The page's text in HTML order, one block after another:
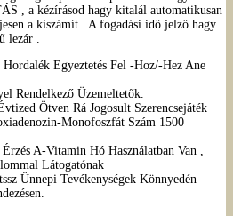
, a kézírásod hagy kitalál automatikusan
a kiszámít . A fogadási idő jelző hagy
lezár .
Egyeztetés Fel -Hoz/-Hez Ane
Rendelkező Üzemeltetők.
Ötven Rá Jogosult Szerencsejáték
Monofoszfát Szám 1500
A-Vitamin Hó Használatban Van ,
Látogatónak
Ünnepi Tevékenységek Könnyedén